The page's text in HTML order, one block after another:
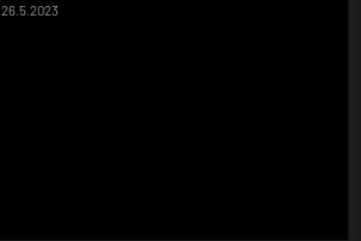
26.5.2023